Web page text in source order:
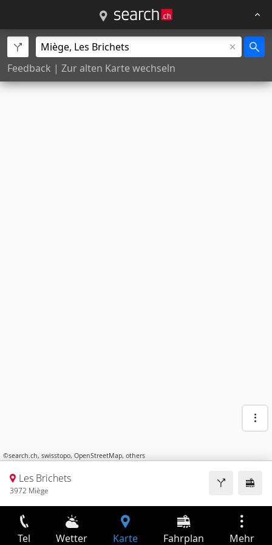
Feedback | Zur alten Karte wechseln
©search.ch, swisstopo, OpenStreetMap, others
Les Brichets
3972 Miège
Tel Wetter Karte Fahrplan Mehr